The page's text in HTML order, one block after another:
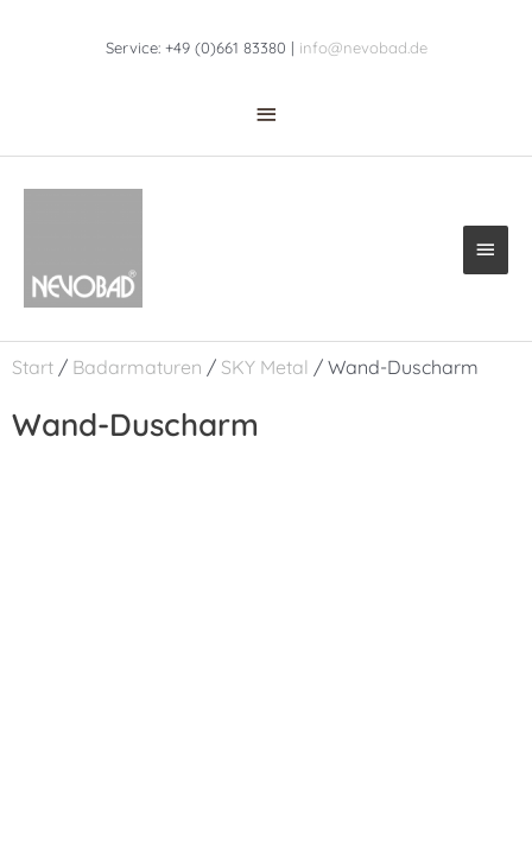
Service: +49 (0)661 83380 | info@nevobad.de
Header
Start / Badarmaturen / SKY Metal / Wand-Duscharm
Wand-Duscharm